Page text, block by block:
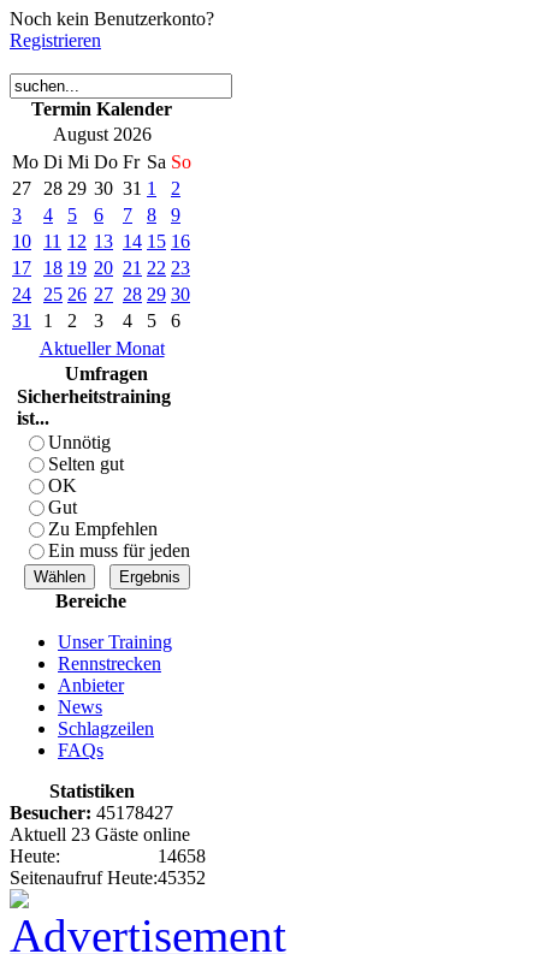
Noch kein Benutzerkonto?
Registrieren
Termin Kalender
August 2026
Mo Di Mi Do Fr Sa So
27
28 29 30 31 1
2
3
4 5 6 7 8
9
10
11 12 13 14 15 16
17
18 19 20 21 22 23
24
25 26 27 28 29 30
31
1 2 3 4 5
6
Aktueller Monat
Umfragen
Sicherheitstraining
ist...
Unnötig
Selten gut
OK
Gut
Zu Empfehlen
Ein muss für jeden
Bereiche
Unser Training
Rennstrecken
Anbieter
News
Schlagzeilen
FAQs
Statistiken
Besucher: 45178427
Aktuell 23 Gäste online
Heute:
14658
Seitenaufruf Heute:45352